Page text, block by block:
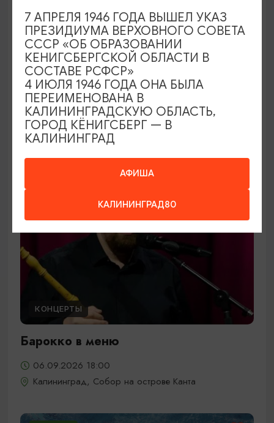
Открытие сезона 2026-2027 в
Калининградской областной
филармонии
06.09.2026 12:00
Калининград, Калининградская областная
филармония им. Е.Ф. Светланова
КОНЦЕРТЫ
Барокко в меню
06.09.2026 18:00
Калининград, Собор на острове Канта
АФИША
КАЛИНИНГРАД80
7 АПРЕЛЯ 1946 ГОДА ВЫШЕЛ УКАЗ
ПРЕЗИДИУМА ВЕРХОВНОГО СОВЕТА
СССР «ОБ ОБРАЗОВАНИИ
КЕНИГСБЕРГСКОЙ ОБЛАСТИ В
СОСТАВЕ РСФСР»
4 ИЮЛЯ 1946 ГОДА ОНА БЫЛА
ПЕРЕИМЕНОВАНА В
КАЛИНИНГРАДСКУЮ ОБЛАСТЬ,
ГОРОД КЁНИГСБЕРГ — В
КАЛИНИНГРАД